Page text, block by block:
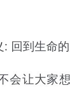
: 回到生命
会让大家